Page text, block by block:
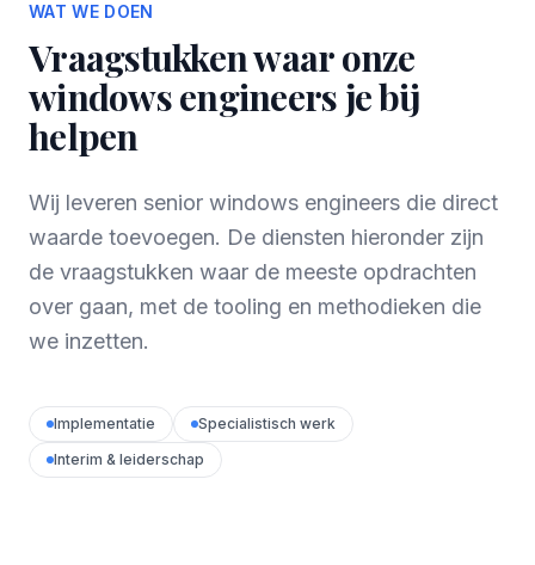
WAT WE DOEN
Vraagstukken waar onze
windows engineers je bij
helpen
Wij leveren senior windows engineers die direct
waarde toevoegen. De diensten hieronder zijn
de vraagstukken waar de meeste opdrachten
over gaan, met de tooling en methodieken die
we inzetten.
Implementatie
Specialistisch werk
Interim & leiderschap